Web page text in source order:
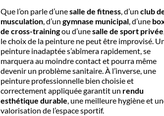
Que l’on parle d’unesalle de fitness, d’un club
musculation, d’un gymnase municipal, d’une
de cross-trainingou d’unesalle de sport privée
le choix de la peinture ne peut être improvisé.
peinture inadaptée s’abîmera rapidement, se
marquera au moindre contact et pourra même
devenir un problème sanitaire. À l’inverse, une
peinture professionnelle bien choisie et
correctement appliquée garantit un rendu
esthétique durable , une meilleure hygiène et
valorisation de l’espace sportif.